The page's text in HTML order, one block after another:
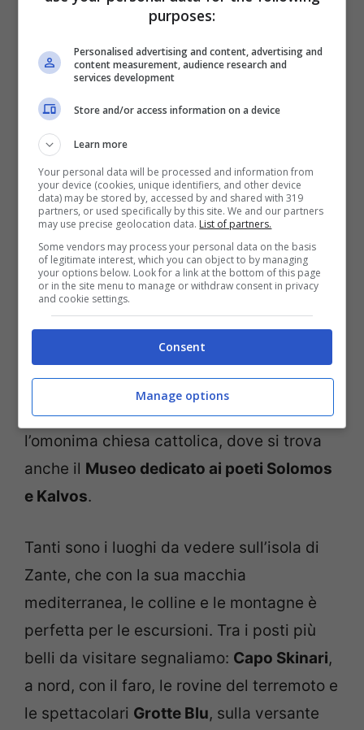
Isole della Grecia: Zante, città (iStock)
Dopo la città di Zante, i principali centri
abitati dell’isola sono:
Artemisia, Elatia eLaganas(Laganà).
Segnaliamo anche i villaggi di
Nikolaos, Volimes, Maries, Koiliomenos,
Agios Sostis,Kalamakie Keri.
Nella città di Zante è da visitare la
Cattedrale di San Dionisio, iruderi del
Castello veneziano
località di Bochali, la chiesa ortodossa di
Agios Nikolaos tou Molou
mare, la chiesa Faneromeni. Da vedere
anche la graziosaPiazza San Marco, con
l’omonima chiesa cattolica, dove si trova
anche il Museo dedicato ai poeti Solomos
e Kalvos.
Tanti sono i luoghi da vedere sull’isola di
Zante, che con la sua macchia
mediterranea, le colline e le montagne è
perfetta per le escursioni. Tra i posti più
belli da visitare segnaliamo: Capo Skinari,
a nord, con il faro, le rovine del terremoto e
le spettacolari Grotte Blu, sulla versante
purposes:
Personalised advertising and content, advertising and
content measurement, audience research and
services development
Store and/or access information on a device
Learn more
Your personal data will be processed and information from
your device (cookies, unique identifiers, and other device
data) may be stored by, accessed by and shared with 319
partners, or used specifically by this site. We and our partners
may use precise geolocation data. List of partners.
Some vendors may process your personal data on the basis
of legitimate interest, which you can object to by managing
your options below. Look for a link at the bottom of this page
or in the site menu to manage or withdraw consent in privacy
and cookie settings.
Consent
Manage options